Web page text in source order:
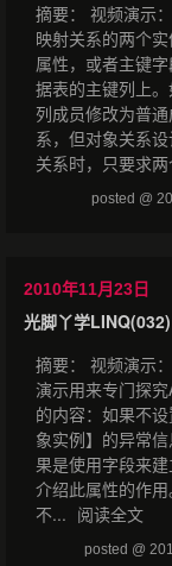
摘要： 视频演示
映射关系的两个
属性，或者主键
据表的主键列上
列成员修改为普
系，但对象关系
关系时，只要求
posted @
2010年11月23日
光脚丫学
摘要： 视频演示
演示用来专门探
的内容：如果不
象实例】的异常
果是使用字段来
介绍此属性的作
不... 阅读全文
posted @